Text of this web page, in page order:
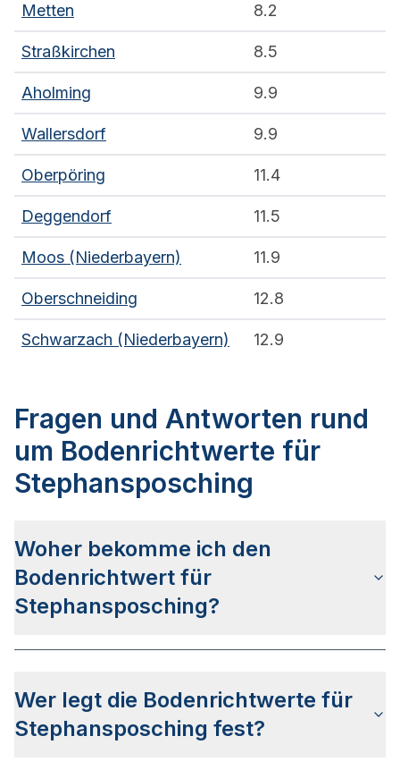
Metten 8.2
Straßkirchen 8.5
Aholming 9.9
Wallersdorf 9.9
Oberpöring 11.4
Deggendorf 11.5
Moos (Niederbayern) 11.9
Oberschneiding 12.8
Schwarzach (Niederbayern) 12.9
Fragen und Antworten rund
um Bodenrichtwerte für
Stephansposching
Woher bekomme ich den
Bodenrichtwert für
Stephansposching?
Auskunftsportal BayernAtlas. Alternativ können
Sie bei Ihrem lokalen Gutachterausschuss
anfragen.
Wer legt die Bodenrichtwerte für
Stephansposching fest?